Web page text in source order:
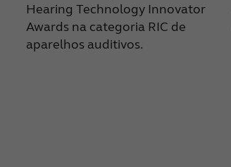
Hearing Technology Innovator
Awards na categoria RIC de
aparelhos auditivos.